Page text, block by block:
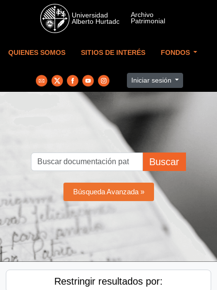
Skip to main content
QUIENES SOMOS SITIOS DE INTERÉS FONDOS
Iniciar sesión
Buscar
Búsqueda Avanzada »
Restringir resultados por: